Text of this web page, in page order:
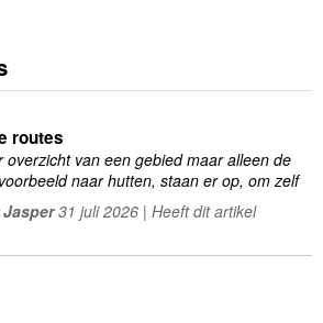
routes
overzicht van een gebied maar alleen de
naar hutten, staan er op, om zelf
minder geschikt
31 juli 2026 | Heeft dit artikel